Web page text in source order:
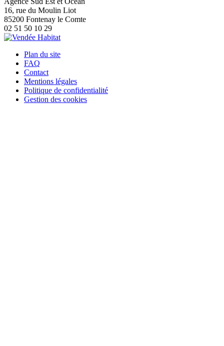
16, rue du Moulin Liot
85200 Fontenay le Comte
02 51 50 10 29
Plan du site
FAQ
Contact
Mentions légales
Politique de confidentialité
Gestion des cookies